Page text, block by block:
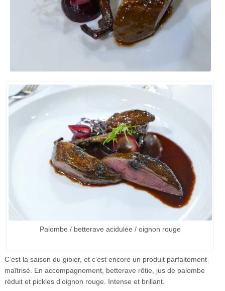
Palombe / betterave acidulée / oignon rouge
C’est la saison du gibier, et c’est encore un produit parfaitement
maîtrisé. En accompagnement, betterave rôtie, jus de palombe
réduit et pickles d’oignon rouge. Intense et brillant.